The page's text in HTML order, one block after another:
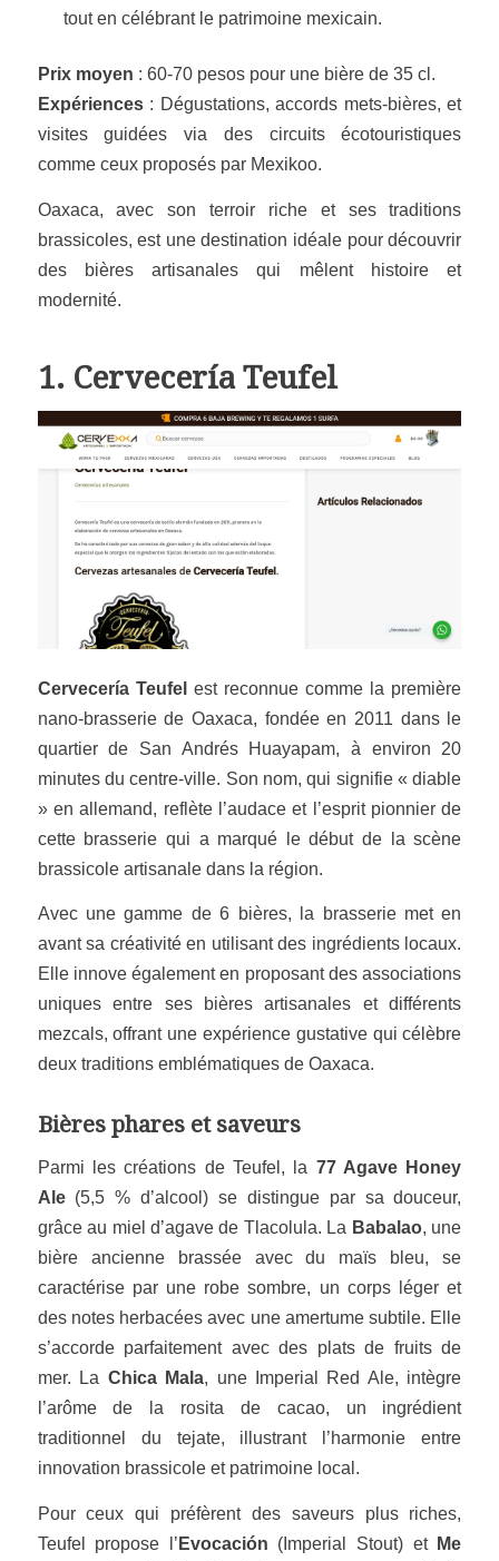
tout en célébrant le patrimoine mexicain.
Prix moyen : 60-70 pesos pour une bière de 35 cl.
Expériences: Dégustations, accords mets-bières, et
visites guidées via des circuits écotouristiques
comme ceux proposés par Mexikoo.
Oaxaca, avec son terroir riche et ses traditions
brassicoles, est une destination idéale pour découvrir
des bières artisanales qui mêlent histoire et
modernité.
1. Cervecería Teufel
Cervecería Teufelest reconnue comme la première
nano-brasserie de Oaxaca, fondée en 2011 dans le
quartier de San Andrés Huayapam, à environ 20
minutes du centre-ville. Son nom, qui signifie « diable
» en allemand, reflète l’audace et l’esprit pionnier de
cette brasserie qui a marqué le début de la scène
brassicole artisanale dans la région.
Avec une gamme de 6 bières, la brasserie met en
avant sa créativité en utilisant des ingrédients locaux.
Elle innove également en proposant des associations
uniques entre ses bières artisanales et différents
mezcals, offrant une expérience gustative qui célèbre
deux traditions emblématiques de Oaxaca.
Bières phares et saveurs
Parmi les créations de Teufel, la 77 Agave Honey
Ale(5,5 % d’alcool) se distingue par sa douceur,
grâce au miel d’agave de Tlacolula. La Babalao, une
bière ancienne brassée avec du maïs bleu, se
caractérise par une robe sombre, un corps léger et
des notes herbacées avec une amertume subtile. Elle
s’accorde parfaitement avec des plats de fruits de
mer. La Chica Mala, une Imperial Red Ale, intègre
l’arôme de la rosita de cacao, un ingrédient
traditionnel du tejate, illustrant l’harmonie entre
innovation brassicole et patrimoine local.
Pour ceux qui préfèrent des saveurs plus riches,
Teufel propose l’Evocación (Imperial Stout) et Me